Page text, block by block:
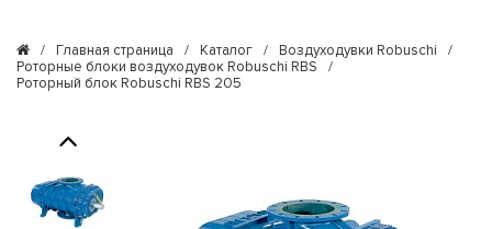
/ Главная страница / Каталог / Воздуходувки Robuschi
/
Роторные блоки воздуходувок Robuschi RBS
/
Роторный блок Robuschi RBS 205
Previous